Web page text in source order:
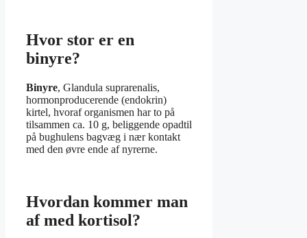
Hvor stor er en
binyre?
Binyre, Glandula suprarenalis,
hormonproducerende (endokrin)
kirtel, hvoraf organismen har to på
tilsammen ca. 10 g, beliggende opadtil
på bughulens bagvæg i nær kontakt
med den øvre ende af nyrerne.
Hvordan kommer man
af med kortisol?